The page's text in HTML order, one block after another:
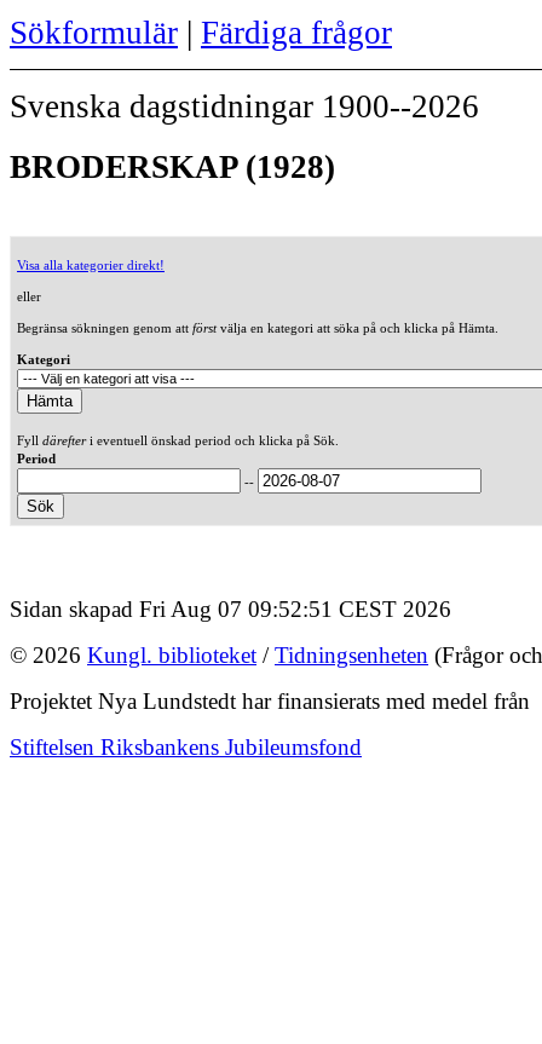
Sökformulär | Färdiga frågor
Svenska dagstidningar 1900--2026
BRODERSKAP (1928)
Visa alla kategorier direkt!
eller
Begränsa sökningen genom att förstvälja en kategori att söka på och klicka på Hämta.
Kategori
Fyll därefteri eventuell önskad period och klicka på Sök.
Period
--
Sidan skapad Fri Aug 07 09:52:51 CEST 2026
© 2026 Kungl. biblioteket /Tidningsenheten (Frågor
Projektet Nya Lundstedt har finansierats med medel från
Stiftelsen Riksbankens Jubileumsfond